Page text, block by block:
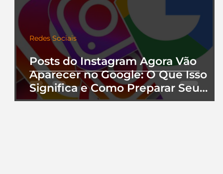
Posts do Instagram Agora Vão
Aparecer no Google: O Que Isso
Significa e Como Preparar Seu
Perfil
Redes Sociais